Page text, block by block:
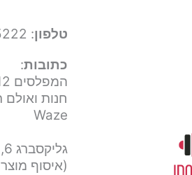
טלפון: 050-9695222
כתובות:
המפלסים 12,
חנות
Waze
גליקסברג 6,
(איסוף